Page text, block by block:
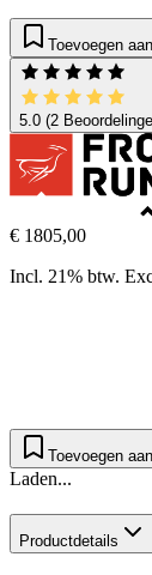
Toevoegen
5.0 (2
€ 1805,00
Incl. 21% btw.
Toevoegen
Laden...
Productdetails